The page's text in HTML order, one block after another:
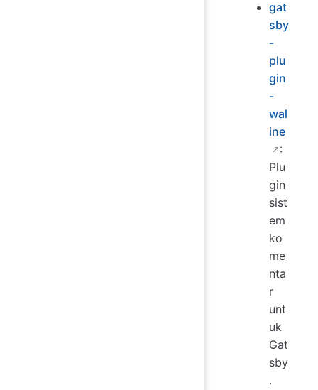
gat
sby
-
plu
gin
-
wal
ine
:
Plu
gin
sist
em
ko
me
nta
r
unt
uk
Gat
sby
.